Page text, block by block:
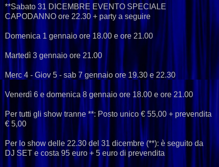
**Sabato 31 DICEMBRE EVENTO SPECIALE
CAPODANNO ore 22.30 + party a seguire
Domenica 1 gennaio ore 18.00 e ore 21.00
Martedì 3 gennaio ore 21.00
Merc 4 - Giov 5 - sab 7 gennaio ore 19.30 e 22.30
Venerdì 6 e domenica 8 gennaio ore 18.00 e ore 21.00
Per tutti gli show tranne **: Posto unico € 55,00 + prevendita
€ 5,00
Per lo show delle 22.30 del 31 dicembre (**): è seguito da
DJ SET e costa 95 euro + 5 euro di prevendita